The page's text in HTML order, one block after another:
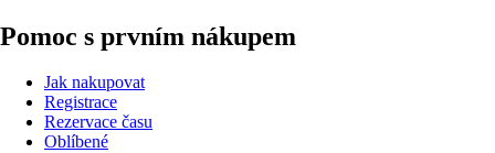
Pomoc s prvním nákupem
Jak nakupovat
Registrace
Rezervace času
Oblíbené